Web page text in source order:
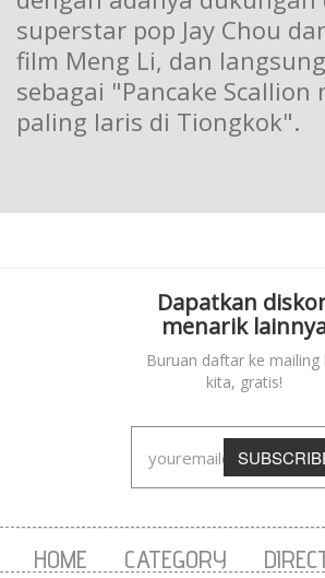
superstar pop Jay Chou
film Meng Li, dan
sebagai "Pancake Scallion
paling laris di Tiongkok".
Dapatkan
menarik
Buruan daftar ke mailing
kita, gratis!
HOME CATEGORY